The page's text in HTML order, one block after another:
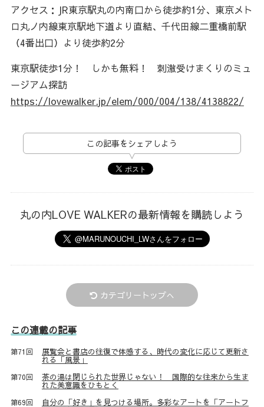
アクセス：JR東京駅丸の内南口から徒歩約1分、東京メト
ロ丸ノ内線東京駅地下道より直結、千代田線二重橋前駅
（4番出口）より徒歩約2分
東京駅徒歩1分！ しかも無料！ 刺激受けまくりのミュ
ージアム探訪
https://lovewalker.jp/elem/000/004/138/4138822/
この記事をシェアしよう
丸の内LOVE WALKERの最新情報を購読しよう
カテゴリートップへ
この連載の記事
第71回 展覧会と書店の往復で体感する、時代の変化に応じて更新さ
れる「風景」
第70回 茶の湯は閉じられた世界じゃない！ 国際的な往来から生ま
れた美意識をひもとく
第69回 自分の「好き」を見つける場所。多彩なアートを「アートフ